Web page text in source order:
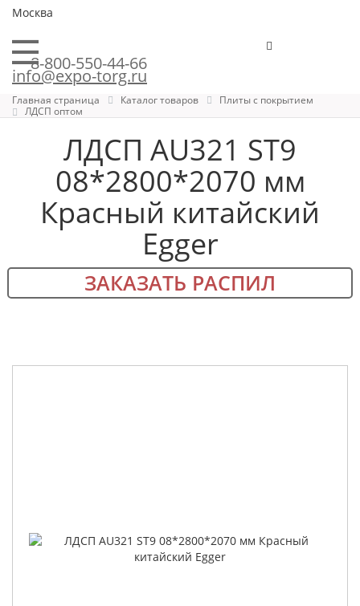
Москва
8-800-550-44-66
info@expo-torg.ru
Главная страница Каталог товаров
Плиты с покрытием
ЛДСП оптом
ЛДСП AU321 ST9
08*2800*2070 мм
Красный китайский
Egger
ЗАКАЗАТЬ РАСПИЛ